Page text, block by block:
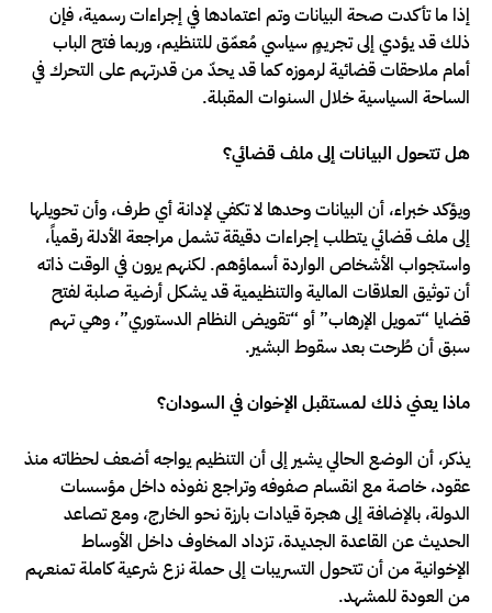
إذا ما تأكدت صحة البيانات وتم اعتمادها في إجراءات رسمية، فإن
ذلك قد يؤدي إلى تجريمٍ سياسي مُعمّق للتنظيم، وربما فتح الباب
أمام ملاحقات قضائية لرموزه كما قد يحدّ من قدرتهم على التحرك في
الساحة السياسية خلال السنوات المقبلة.
هل تتحول البيانات إلى ملف قضائي؟
ويؤكد خبراء، أن البيانات وحدها لا تكفي لإدانة أي طرف، وأن تحويلها
إلى ملف قضائي يتطلب إجراءات دقيقة تشمل مراجعة الأدلة رقمياً،
واستجواب الأشخاص الواردة أسماؤهم. لكنهم يرون في الوقت ذاته
أن توثيق العلاقات المالية والتنظيمية قد يشكل أرضية صلبة لفتح
قضايا “تمويل الإرهاب” أو “تقويض النظام الدستوري”، وهي تهم
سبق أن طُرحت بعد سقوط البشير.
ماذا يعني ذلك لمستقبل الإخوان في السودان؟
يذكر، أن الوضع الحالي يشير إلى أن التنظيم يواجه أضعف لحظاته منذ
عقود، خاصة مع انقسام صفوفه وتراجع نفوذه داخل مؤسسات
الدولة، بالإضافة إلى هجرة قيادات بارزة نحو الخارج، ومع تصاعد
الحديث عن القاعدة الجديدة، تزداد المخاوف داخل الأوساط
الإخوانية من أن تتحول التسريبات إلى حملة نزع شرعية كاملة تمنعهم
من العودة للمشهد.